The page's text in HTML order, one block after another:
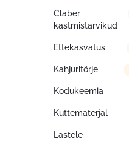
Claber
kastmistarvikud
Ettekasvatus
Kahjuritõrje
Kodukeemia
Küttematerjal
Lastele